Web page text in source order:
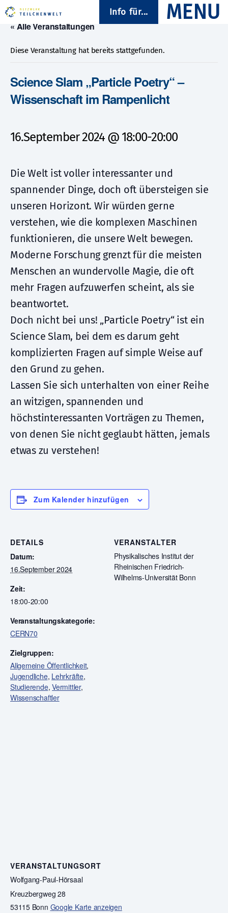
Info für...
« Alle Veranstaltungen
Diese Veranstaltung hat bereits stattgefunden.
Science Slam „Particle Poetry“ –
Wissenschaft im Rampenlicht
16.September 2024 @ 18:00-20:00
Die Welt ist voller interessanter und
spannender Dinge, doch oft übersteigen sie
unseren Horizont. Wir würden gerne
verstehen, wie die komplexen Maschinen
funktionieren, die unsere Welt bewegen.
Moderne Forschung grenzt für die meisten
Menschen an wundervolle Magie, die oft
mehr Fragen aufzuwerfen scheint, als sie
beantwortet.
Doch nicht bei uns! „Particle Poetry“ ist ein
Science Slam, bei dem es darum geht
komplizierten Fragen auf simple Weise auf
den Grund zu gehen.
Lassen Sie sich unterhalten von einer Reihe
an witzigen, spannenden und
höchstinteressanten Vorträgen zu Themen,
von denen Sie nicht geglaubt hätten, jemals
etwas zu verstehen!
Zum Kalender hinzufügen
DETAILS
Datum:
16.September 2024
Zeit:
18:00-20:00
Veranstaltungskategorie:
CERN70
Zielgruppen:
Allgemeine Öffentlichkeit,
Jugendliche, Lehrkräfte,
Studierende,Vermittler,
Wissenschaftler
VERANSTALTER
Physikalisches Institut der
Rheinischen Friedrich-
Wilhelms-Universität Bonn
VERANSTALTUNGSORT
Wolfgang-Paul-Hörsaal
Kreuzbergweg 28
53115 Bonn Google Karte anzeigen